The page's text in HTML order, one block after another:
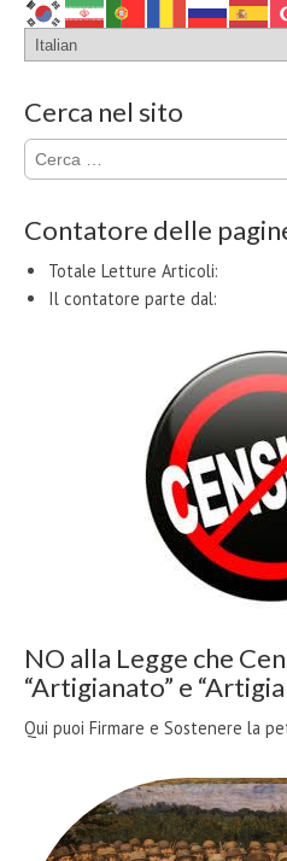
Cerca nel sito
Ricerca
per:
Contatore delle
Totale Letture Articoli:
Il contatore parte dal:
NO alla Legge che
“Artigianato” e
Qui puoi Firmare e Sostenere la